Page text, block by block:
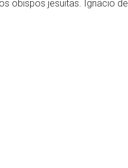
obispos jesuitas. Ignacio de